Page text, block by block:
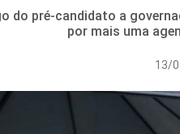
do pré-candidato a
por mais uma
13/